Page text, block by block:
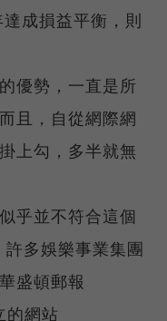
成損益平衡，則
優勢，一直是所
且，自從網際網
上勾，多半就無
乎並不符合這個
多娛樂事業集團
盛頓郵報
網站